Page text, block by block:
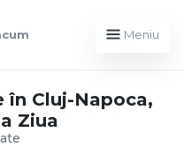
Meniu
în Cluj-Napoca,
Ziua